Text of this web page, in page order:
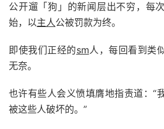
公开遛「狗」的新闻层出不穷，每
始，以主人公被罚款为终。
即使我们正经的sm人，每回看到类
无奈。
也许有些人会义愤填膺地指责道：“
被这些人破坏的。”